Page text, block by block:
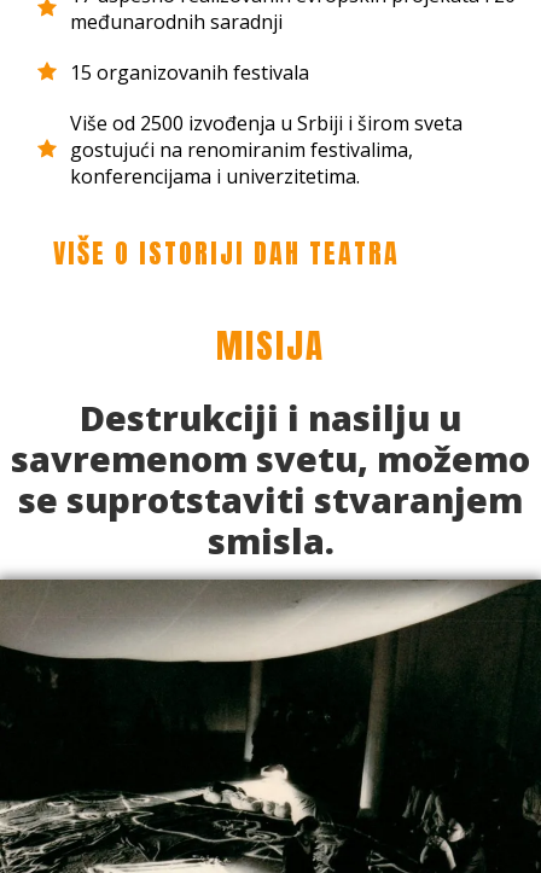
međunarodnih saradnji
15 organizovanih festivala
Više od 2500 izvođenja u Srbiji i širom sveta
gostujući na renomiranim festivalima,
konferencijama i univerzitetima.
VIŠE O ISTORIJI DAH TEATRA
MISIJA
Destrukciji i nasilju u
savremenom svetu, možemo
se suprotstaviti stvaranjem
smisla.